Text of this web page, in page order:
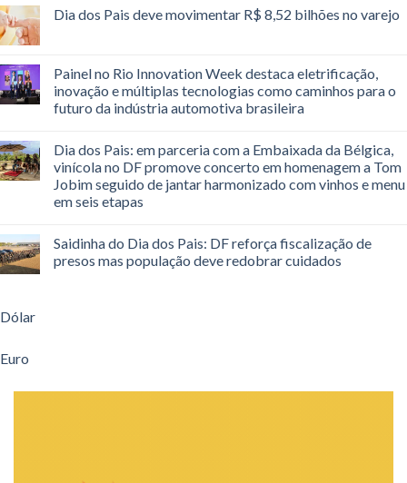
Dia dos Pais deve movimentar R$ 8,52 bilhões no varejo
Painel no Rio Innovation Week destaca eletrificação,
inovação e múltiplas tecnologias como caminhos para o
futuro da indústria automotiva brasileira
Dia dos Pais: em parceria com a Embaixada da Bélgica,
vinícola no DF promove concerto em homenagem a Tom
Jobim seguido de jantar harmonizado com vinhos e menu
em seis etapas
Saidinha do Dia dos Pais: DF reforça fiscalização de
presos mas população deve redobrar cuidados
Dólar
Euro